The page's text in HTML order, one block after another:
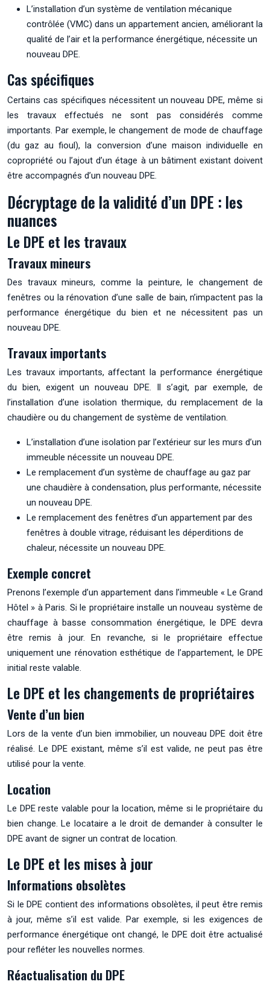
L’installation d’un système de ventilation mécanique
contrôlée (VMC) dans un appartement ancien, améliorant la
qualité de l’air et la performance énergétique, nécessite un
nouveau DPE.
Cas spécifiques
Certains cas spécifiques nécessitent un nouveau DPE, même si
les travaux effectués ne sont pas considérés comme
importants. Par exemple, le changement de mode de chauffage
(du gaz au fioul), la conversion d’une maison individuelle en
copropriété ou l’ajout d’un étage à un bâtiment existant doivent
être accompagnés d’un nouveau DPE.
Décryptage de la validité d’un DPE : les
nuances
Le DPE et les travaux
Travaux mineurs
Des travaux mineurs, comme la peinture, le changement de
fenêtres ou la rénovation d’une salle de bain, n’impactent pas la
performance énergétique du bien et ne nécessitent pas un
nouveau DPE.
Travaux importants
Les travaux importants, affectant la performance énergétique
du bien, exigent un nouveau DPE. Il s’agit, par exemple, de
l’installation d’une isolation thermique, du remplacement de la
chaudière ou du changement de système de ventilation.
L’installation d’une isolation par l’extérieur sur les murs d’un
immeuble nécessite un nouveau DPE.
Le remplacement d’un système de chauffage au gaz par
une chaudière à condensation, plus performante, nécessite
un nouveau DPE.
Le remplacement des fenêtres d’un appartement par des
fenêtres à double vitrage, réduisant les déperditions de
chaleur, nécessite un nouveau DPE.
Exemple concret
Prenons l’exemple d’un appartement dans l’immeuble « Le Grand
Hôtel » à Paris. Si le propriétaire installe un nouveau système de
chauffage à basse consommation énergétique, le DPE devra
être remis à jour. En revanche, si le propriétaire effectue
uniquement une rénovation esthétique de l’appartement, le DPE
initial reste valable.
Le DPE et les changements de propriétaires
Vente d’un bien
Lors de la vente d’un bien immobilier, un nouveau DPE doit être
réalisé. Le DPE existant, même s’il est valide, ne peut pas être
utilisé pour la vente.
Location
Le DPE reste valable pour la location, même si le propriétaire du
bien change. Le locataire a le droit de demander à consulter le
DPE avant de signer un contrat de location.
Le DPE et les mises à jour
Informations obsolètes
Si le DPE contient des informations obsolètes, il peut être remis
à jour, même s’il est valide. Par exemple, si les exigences de
performance énergétique ont changé, le DPE doit être actualisé
pour refléter les nouvelles normes.
Réactualisation du DPE